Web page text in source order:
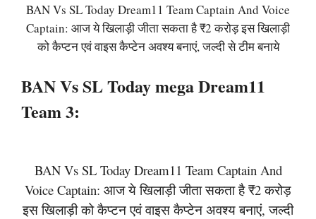
BAN Vs SL Today Dream11 Team Captain And Voice
Captain: आज ये खिलाड़ी जीता सकता है ₹2 करोड़ इस खिलाड़ी
को कैप्टन एवं वाइस कैप्टेन अवश्य बनाएं, जल्दी से टीम बनाये
BAN Vs SL Today mega Dream11
Team 3:
BAN Vs SL Today Dream11 Team Captain And
Voice Captain: आज ये खिलाड़ी जीता सकता है ₹2 करोड़
इस खिलाड़ी को कैप्टन एवं वाइस कैप्टेन अवश्य बनाएं, जल्दी